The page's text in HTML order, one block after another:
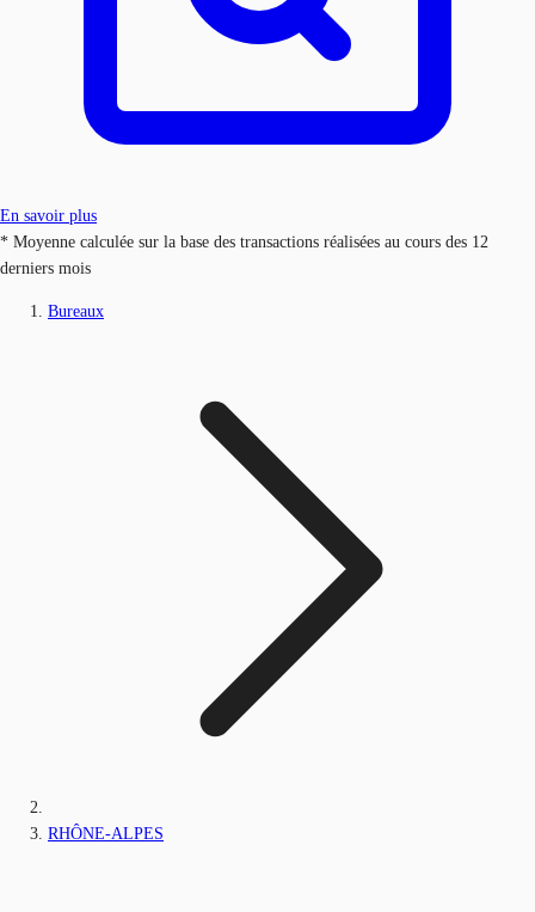
En savoir plus
* Moyenne calculée sur la base des transactions réalisées au cours des 12
derniers mois
Bureaux
RHÔNE-ALPES